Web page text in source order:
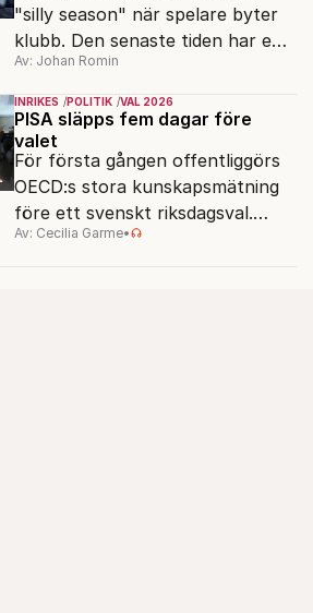
"silly season" när spelare byter
klubb. Den senaste tiden har en
rad svenska politiker bytt parti –
men varför, och vad skiljer
partiernas interna kulturer åt?
Av: Johan Romin
INRIKES POLITIK VAL 2026
PISA släpps fem dagar före
valet
För första gången offentliggörs
OECD:s stora kunskapsmätning
före ett svenskt riksdagsval.
Resultatet kan ge skolfrågan ny
Av: Cecilia Garme•